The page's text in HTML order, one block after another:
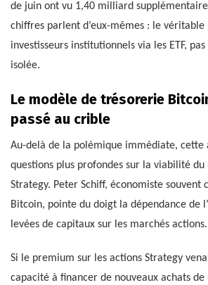
de juin ont vu 1,40 milliard
chiffres parlent d’eux-mêmes : le véritable
investisseurs institutionnels via les ETF,
isolée.
Le modèle de trésorerie
passé au crible
Au-delà de la polémique immédiate, cette
questions plus profondes sur la viabilité
Strategy. Peter Schiff, économiste souvent
Bitcoin, pointe du doigt la dépendance de
levées de capitaux sur les marchés actions.
Si le premium sur les actions Strategy
capacité à financer de nouveaux achats